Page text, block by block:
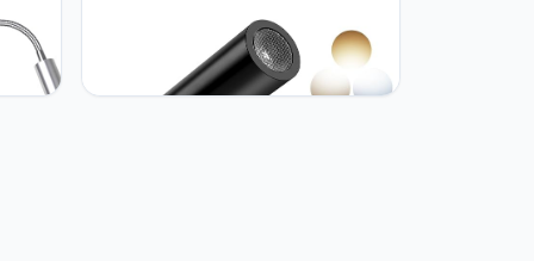
3
ERWEY 12V LED Motorhome
Leslamp, Slaapkamer Lamp met
USB A+C Connectoren, Touch